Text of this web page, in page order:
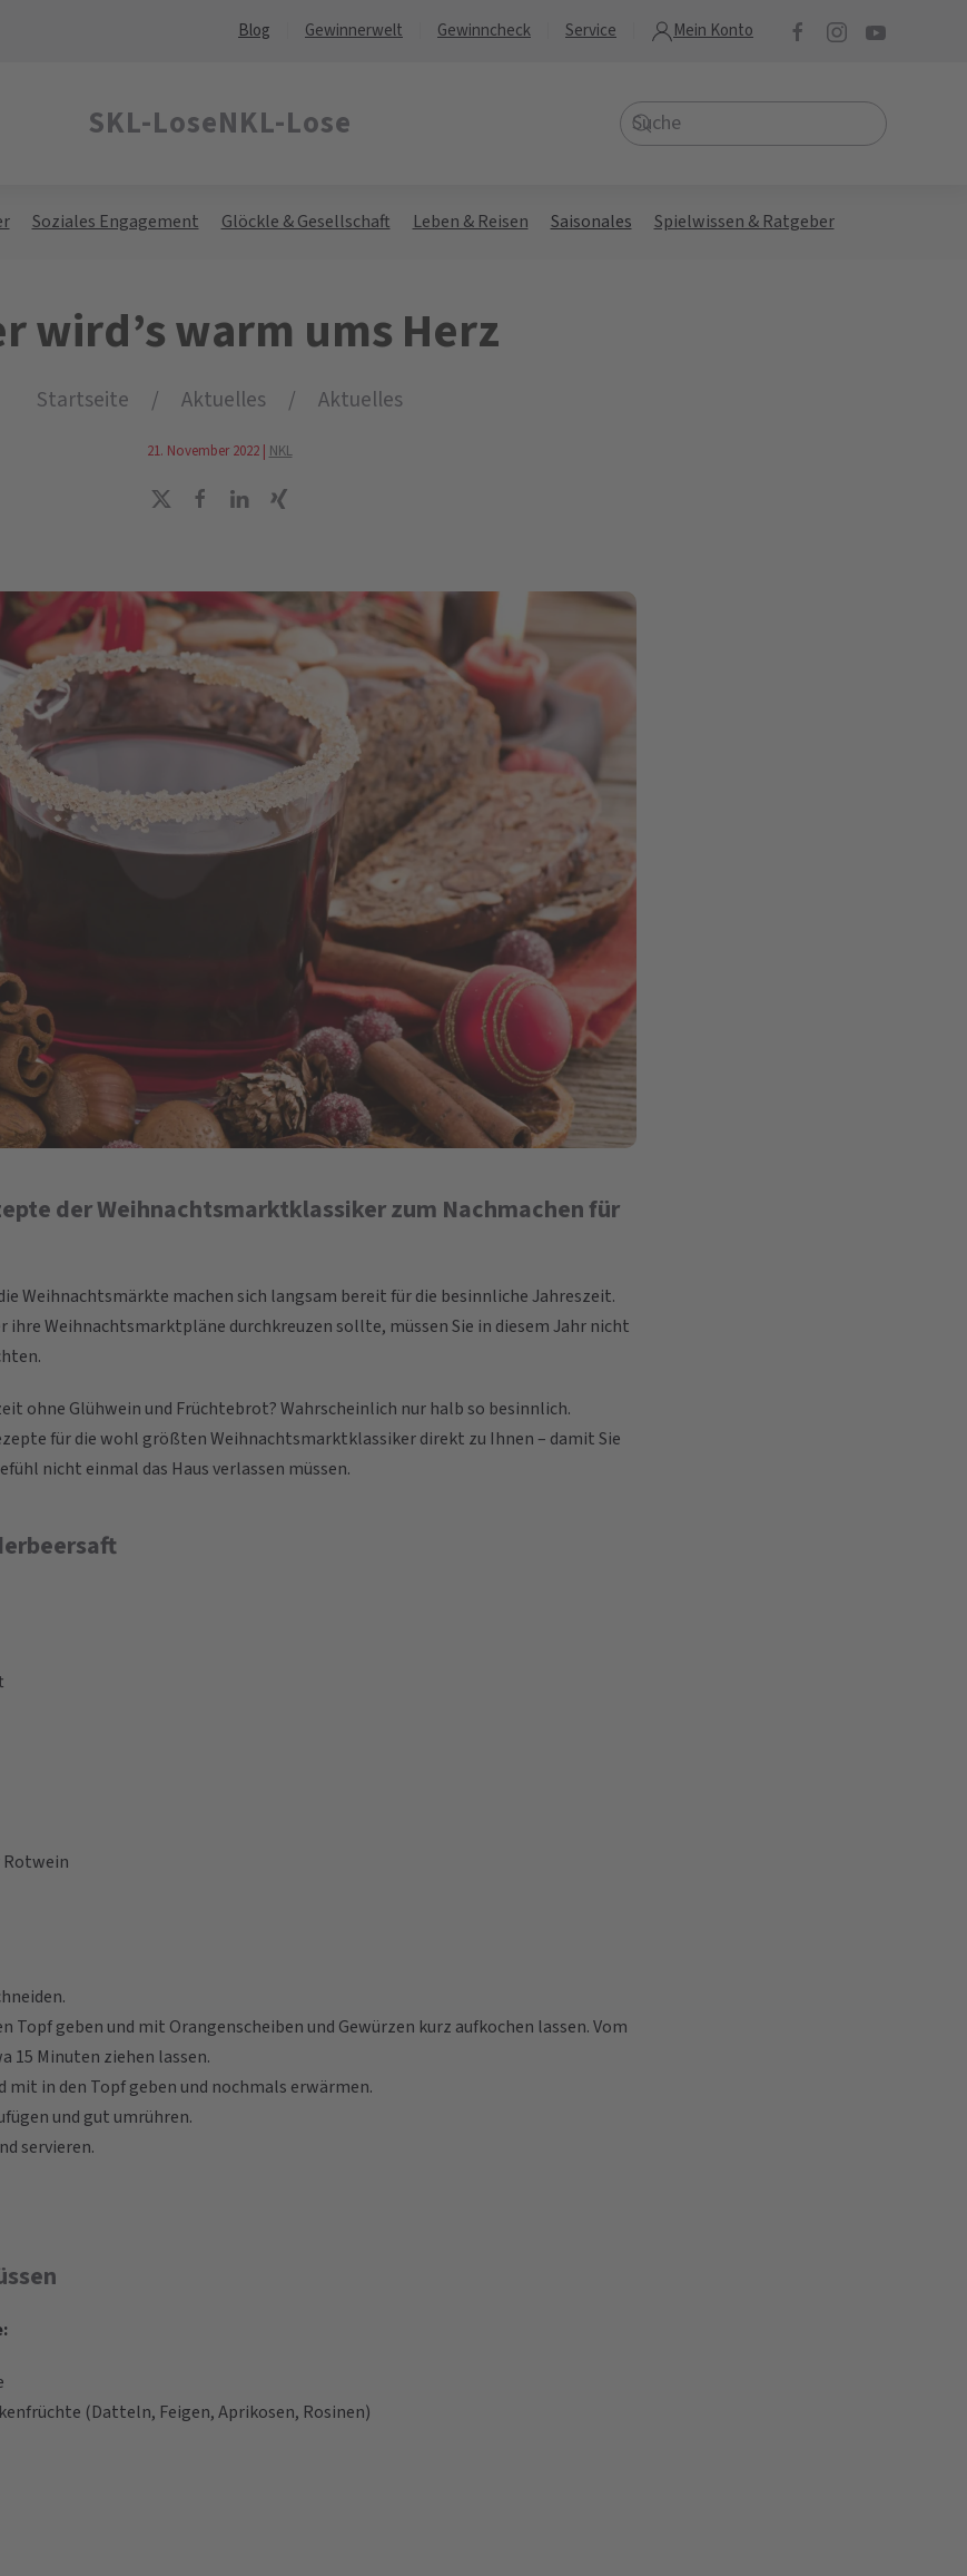
Blog Gewinnerwelt Gewinncheck Service Mein Konto
SKL-LoseNKL-Lose
Soziales Engagement Glöckle & Gesellschaft Leben & Reisen Saisonales Spielwissen & Ratgeber
wird’s warm ums Herz
Startseite Aktuelles Aktuelles
21. November 2022| NKL
der Weihnachtsmarktklassiker zum Nachmachen für
Weihnachtsmärkte machen sich langsam bereit für die besinnliche Jahreszeit.
ihre Weihnachtsmarktpläne durchkreuzen sollte, müssen Sie in diesem Jahr nicht
ohne Glühwein und Früchtebrot? Wahrscheinlich nur halb so besinnlich.
für die wohl größten Weihnachtsmarktklassiker direkt zu Ihnen – damit Sie
nicht einmal das Haus verlassen müssen.
Topf geben und mit Orangenscheiben und Gewürzen kurz aufkochen lassen. Vom
15 Minuten ziehen lassen.
mit in den Topf geben und nochmals erwärmen.
und gut umrühren.
servieren.
(Datteln, Feigen, Aprikosen, Rosinen)